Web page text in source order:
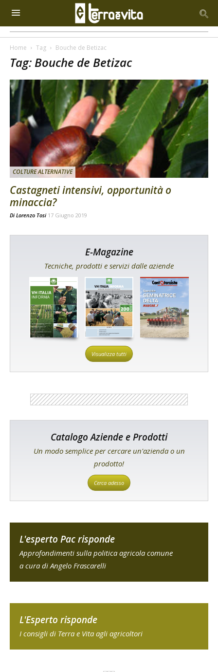
Home Tag Bouche de Betizac
Tag: Bouche de Betizac
COLTURE ALTERNATIVE
Castagneti intensivi, opportunità o
minaccia?
Di Lorenzo Tosi 17 Giugno 2019
E-Magazine
Tecniche, prodotti e servizi dalle aziende
Visualizza tutti
Catalogo Aziende e Prodotti
Un modo semplice per cercare un'azienda o un
prodotto!
Cerca adesso
L'esperto Pac risponde
Approfondimenti sulla politica agricola comune
a cura di Angelo Frascarelli
L'Esperto risponde
I consigli di Terra e Vita agli agricoltori